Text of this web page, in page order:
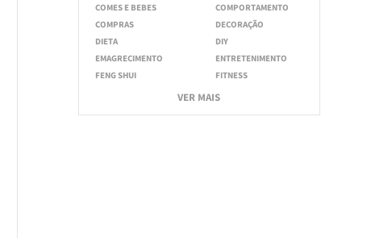
COMES E BEBES
COMPORTAMENTO
COMPRAS
DECORAÇÃO
DIETA
DIY
EMAGRECIMENTO
ENTRETENIMENTO
FENG SHUI
FITNESS
VER MAIS